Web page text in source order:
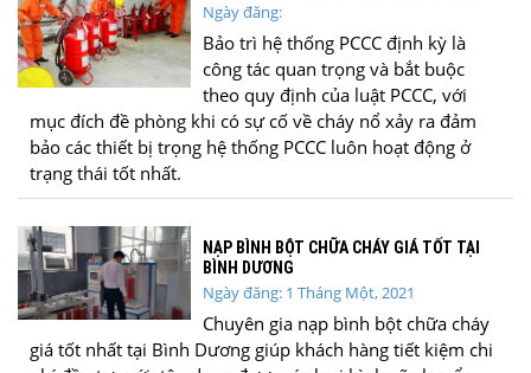
Ngày đăng:
Bảo trì hệ thống PCCC định kỳ là
công tác quan trọng và bắt buộc
theo quy định của luật PCCC, với
mục đích đề phòng khi có sự cố về cháy nổ xảy ra đảm
bảo các thiết bị trọng hệ thống PCCC luôn hoạt động ở
trạng thái tốt nhất.
NẠP BÌNH BỘT CHỮA CHÁY GIÁ TỐT TẠI
BÌNH DƯƠNG
Ngày đăng: 1 Tháng Một, 2021
Chuyên gia nạp bình bột chữa cháy
giá tốt nhất tại Bình Dương giúp khách hàng tiết kiệm chi